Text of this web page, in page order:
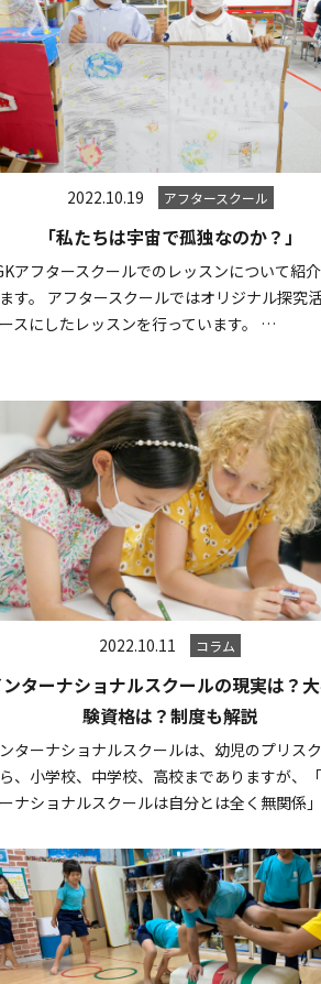
2022.10.19 アフタースクール
「私たちは宇宙で孤独なのか？」
アフタースクールでのレッスンについて紹
す。 アフタースクールではオリジナル探究
スにしたレッスンを行っています。 …
2022.10.11 コラム
ターナショナルスクールの現実は？
験資格は？制度も解説
ターナショナルスクールは、幼児のプリス
、小学校、中学校、高校までありますが、
ナショナルスクールは自分とは全く無関係